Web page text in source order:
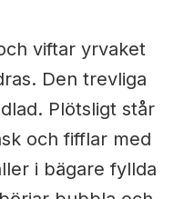
viftar yrvaket
Den trevliga
Plötsligt står
och fifflar med
i bägare fyllda